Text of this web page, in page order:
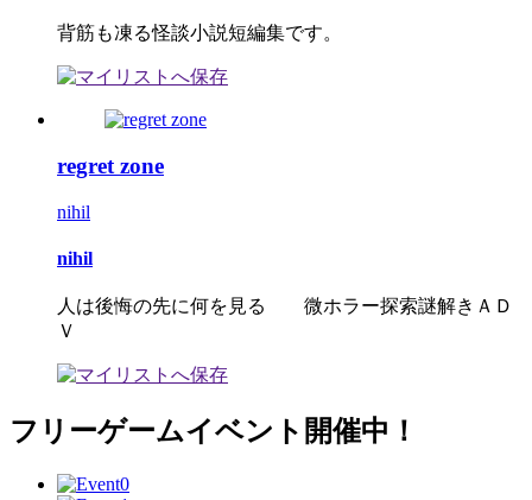
背筋も凍る怪談小説短編集です。
regret zone
nihil
nihil
人は後悔の先に何を見る 微ホラー探索謎解きＡＤ
Ｖ
フリーゲームイベント開催中！